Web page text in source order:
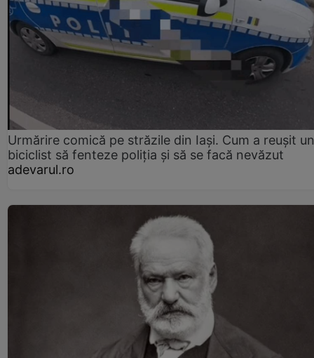
Urmărire comică pe străzile din Iași. Cum a reușit un
biciclist să fenteze poliția și să se facă nevăzut
adevarul.ro